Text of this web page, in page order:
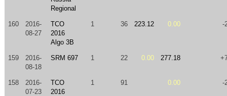
Regional
160
2016-
08-27
TCO
2016
Algo 3B
1 36 223.12 0.00 -
159
2016-
08-18
SRM 697 1 22 0.00 277.18
158
2016-
07-23
TCO
2016
1 91 0.00 -